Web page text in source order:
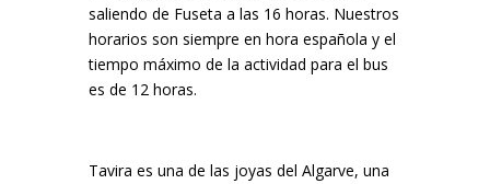
saliendo de Fuseta a las 16 horas. Nuestros
horarios son siempre en hora española y el
tiempo máximo de la actividad para el bus
es de 12 horas.
Tavira es una de las joyas del Algarve, una